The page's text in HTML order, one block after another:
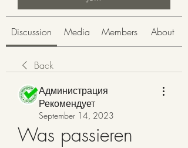
Discussion Media Members About
Back
Администрация
Рекомендует
September 14, 2023
Was passieren